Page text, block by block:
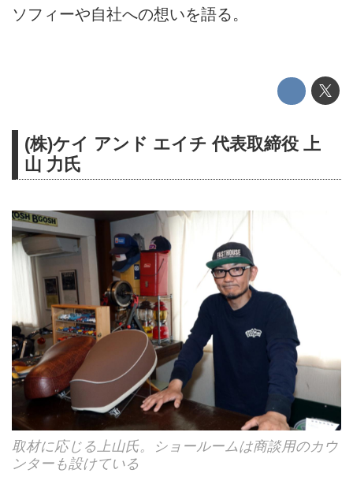
ソフィーや自社への想いを語る。
(株)ケイ アンド エイチ 代表取締役 上
山 力氏
取材に応じる上山氏。ショールームは商談用のカウ
ンターも設けている